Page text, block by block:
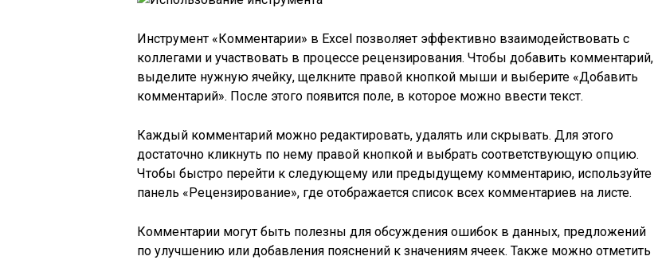
Инструмент «Комментарии» в Excel позволяет эффективно взаимодействовать с
коллегами и участвовать в процессе рецензирования. Чтобы добавить комментарий,
выделите нужную ячейку, щелкните правой кнопкой мыши и выберите «Добавить
комментарий». После этого появится поле, в которое можно ввести текст.
Каждый комментарий можно редактировать, удалять или скрывать. Для этого
достаточно кликнуть по нему правой кнопкой и выбрать соответствующую опцию.
Чтобы быстро перейти к следующему или предыдущему комментарию, используйте
панель «Рецензирование», где отображается список всех комментариев на листе.
Комментарии могут быть полезны для обсуждения ошибок в данных, предложений
по улучшению или добавления пояснений к значениям ячеек. Также можно отметить